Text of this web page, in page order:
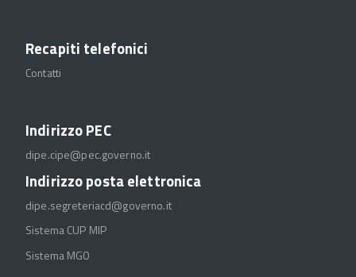
Recapiti telefonici
Contatti
Indirizzo PEC
dipe.cipe@pec.governo.it
Indirizzo posta elettronica
dipe.segreteriacd@governo.it
Sistema CUP MIP
Sistema MGO